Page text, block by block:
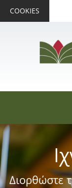
COOKIES
Διορθώστε